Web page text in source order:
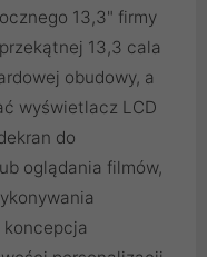
13,3" firmy
13,3 cala
obudowy, a
wyświetlacz LCD
do
oglądania filmów,